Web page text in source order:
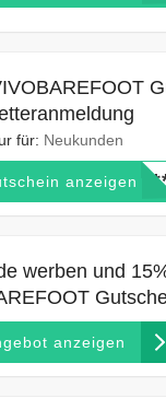
für: Neukunden
anzeigen
werben und
anzeigen